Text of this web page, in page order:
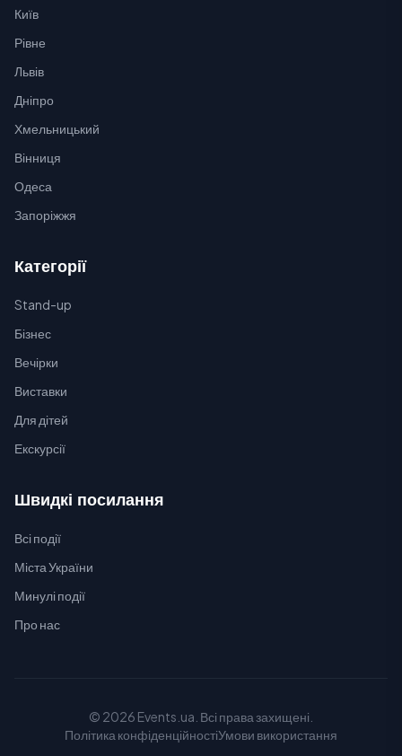
Київ
Рівне
Львів
Дніпро
Хмельницький
Вінниця
Одеса
Запоріжжя
Категорії
Stand-up
Бізнес
Вечірки
Виставки
Для дітей
Екскурсії
Швидкі посилання
Всі події
Міста України
Минулі події
Про нас
© 2026 Events.ua. Всі права захищені.
Політика конфіденційностіУмови використання